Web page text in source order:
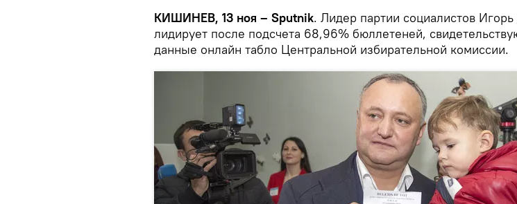
КИШИНЕВ, 13 ноя – Sputnik. Лидер партии социалистов
лидирует после подсчета 68,96% бюллетеней,
данные онлайн табло Центральной избирательной комиссии.